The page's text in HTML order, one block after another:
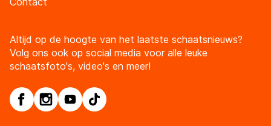
Altijd op de hoogte van het laatste schaatsnieuws?
Volg ons ook op social media voor alle leuke
schaatsfoto's, video's en meer!